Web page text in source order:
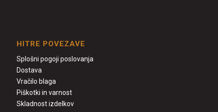
HITRE POVEZAVE
Splošni pogoji poslovanja
Dostava
Vračilo blaga
Piškotki in varnost
Skladnost izdelkov